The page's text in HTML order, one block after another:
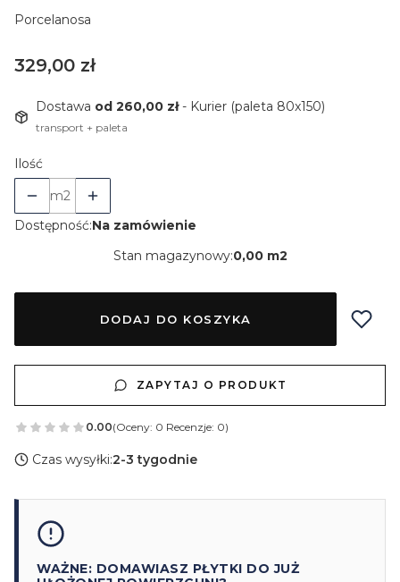
Porcelanosa
Cena
329,00 zł
Dostawa od 260,00 zł- Kurier (paleta 80x150)
transport + paleta
Ilość
m2
Dostępność:Na zamówienie
Stan magazynowy:0,00 m2
DODAJ DO KOSZYKA
ZAPYTAJ O PRODUKT
0.00(Oceny: 0 Recenzje: 0)
Czas wysyłki:2-3 tygodnie
WAŻNE: DOMAWIASZ PŁYTKI DO JUŻ